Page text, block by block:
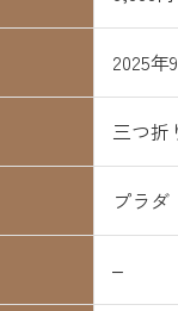
2025年
三つ折
プラダ
–